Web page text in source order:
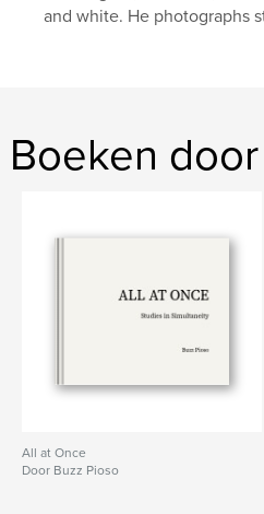
and white. He photographs
Boeken
All at Once
Door Buzz Pioso